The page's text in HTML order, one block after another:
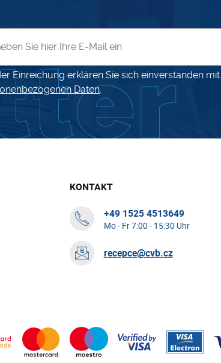
Einreichung erklären Sie sich einverstanden mit
Daten.
KONTAKT
+49 1525 4513649
Mo - Fr 7:00 - 15:30 Uhr
recepce@cvb.cz